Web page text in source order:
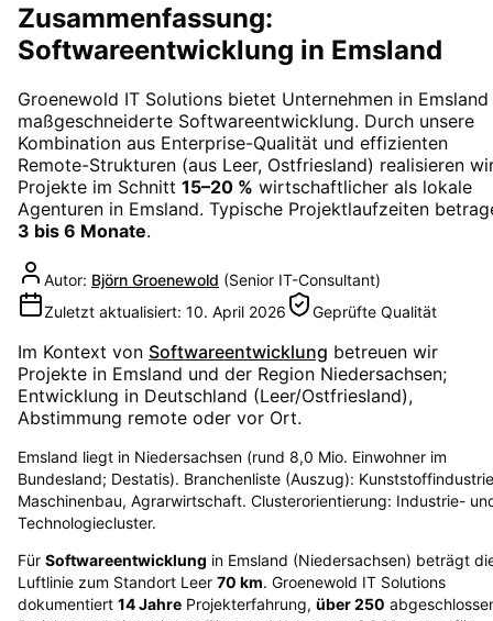
Zusammenfassung:
Softwareentwicklung in Emsland
Groenewold IT Solutions bietet Unternehmen in Emsland
maßgeschneiderte Softwareentwicklung. Durch unsere
Kombination aus Enterprise-Qualität und effizienten
Remote-Strukturen (aus Leer, Ostfriesland) realisieren
Projekte im Schnitt 15–20 % wirtschaftlicher als lokale
Agenturen in Emsland. Typische Projektlaufzeiten
3 bis 6 Monate.
Autor: Björn Groenewold (Senior IT-Consultant)
Zuletzt aktualisiert: 10. April 2026 Geprüfte Qualität
Im Kontext von Softwareentwicklung betreuen wir
Projekte in Emsland und der Region Niedersachsen;
Entwicklung in Deutschland (Leer/Ostfriesland),
Abstimmung remote oder vor Ort.
Emsland liegt in Niedersachsen (rund 8,0 Mio. Einwohner im
Bundesland; Destatis). Branchenliste (Auszug):
Maschinenbau, Agrarwirtschaft. Clusterorientierung: Industrie-
Technologiecluster.
Für Softwareentwicklung in Emsland (Niedersachsen) beträgt
Luftlinie zum Standort Leer 70 km. Groenewold IT Solutions
dokumentiert 14Jahre Projekterfahrung, über250